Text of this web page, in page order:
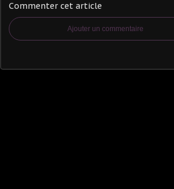
Commenter cet article
Ajouter un commentaire